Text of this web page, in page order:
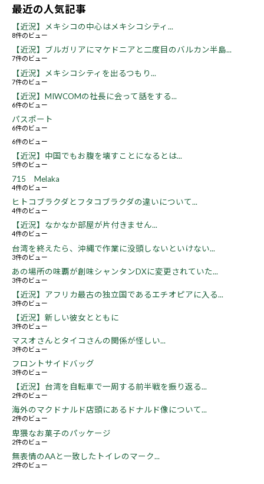
最近の人気記事
【近況】メキシコの中心はメキシコシティ...
8件のビュー
【近況】ブルガリアにマケドニアと二度目のバルカン半島...
7件のビュー
【近況】メキシコシティを出るつもり...
7件のビュー
【近況】MIWCOMの社長に会って話をする...
6件のビュー
パスポート
6件のビュー
6件のビュー
【近況】中国でもお腹を壊すことになるとは...
5件のビュー
715 Melaka
4件のビュー
ヒトコブラクダとフタコブラクダの違いについて...
4件のビュー
【近況】なかなか部屋が片付きません...
4件のビュー
台湾を終えたら、沖縄で作業に没頭しないといけない...
3件のビュー
あの場所の味覇が創味シャンタンDXに変更されていた...
3件のビュー
【近況】アフリカ最古の独立国であるエチオピアに入る...
3件のビュー
【近況】新しい彼女とともに
3件のビュー
マスオさんとタイコさんの関係が怪しい...
3件のビュー
フロントサイドバッグ
3件のビュー
【近況】台湾を自転車で一周する前半戦を振り返る...
2件のビュー
海外のマクドナルド店頭にあるドナルド像について...
2件のビュー
卑猥なお菓子のパッケージ
2件のビュー
無表情のAAと一致したトイレのマーク...
2件のビュー